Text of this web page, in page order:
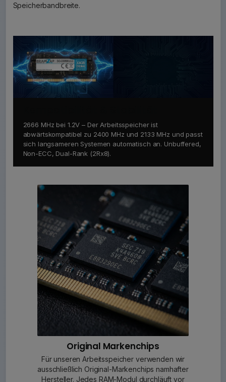
Speicherbandbreite.
2666 MHz bei 1.2V – Der Arbeitsspeicher ist
abwärtskompatibel zu 2400 MHz und 2133 MHz und passt
sich langsameren Systemen automatisch an. Unbuffered,
Non-ECC, Dual-Rank (2Rx8).
Original Markenchips
Für unseren Arbeitsspeicher verwenden wir
ausschließlich Original-Markenchips namhafter
Hersteller. Jedes RAM-Modul durchläuft vor